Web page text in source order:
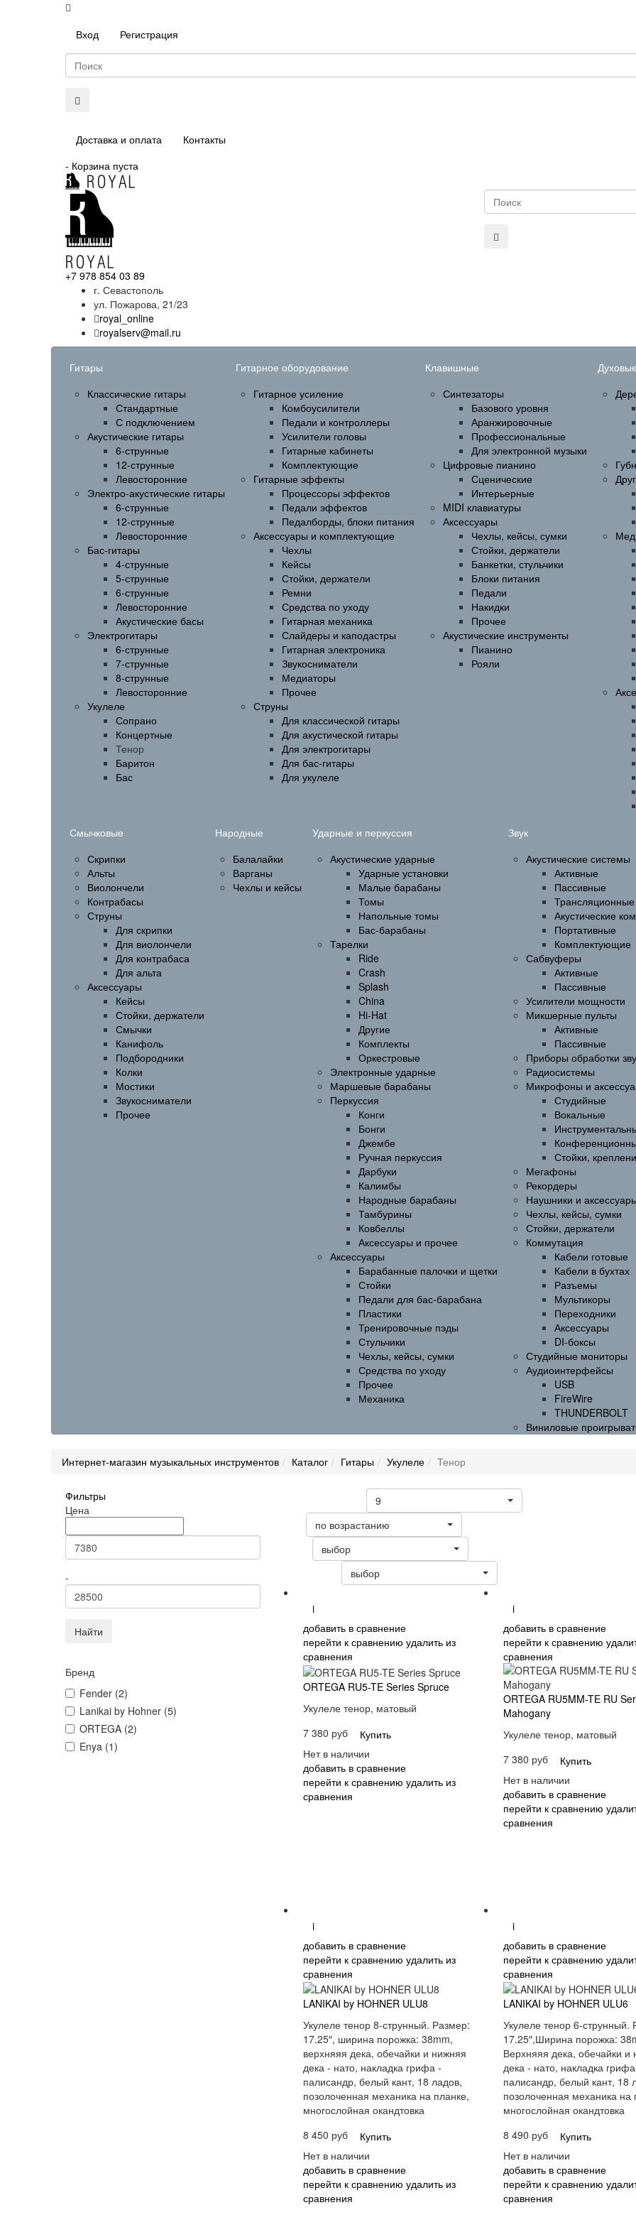
Вход Регистрация
Доставка и оплата
Контакты
- Корзина пуста
+7 978 854 03 89
г. Севастополь
ул. Пожарова, 21/23
royal_online
royalserv@mail.ru
Гитары
Классические гитары
Стандартные
С подключением
Акустические гитары
6-струнные
12-струнные
Левосторонние
Электро-акустические гитары
6-струнные
12-струнные
Левосторонние
Бас-гитары
4-струнные
5-струнные
6-струнные
Левосторонние
Акустические басы
Электрогитары
6-струнные
7-струнные
8-струнные
Левосторонние
Укулеле
Сопрано
Концертные
Тенор
Баритон
Бас
Гитарное оборудование
Гитарное усиление
Комбоусилители
Педали и контроллеры
Усилители головы
Гитарные кабинеты
Комплектующие
Гитарные эффекты
Процессоры эффектов
Педали эффектов
Педалборды, блоки питания
Аксессуары и комплектующие
Чехлы
Кейсы
Стойки, держатели
Ремни
Средства по уходу
Гитарная механика
Слайдеры и каподастры
Гитарная электроника
Звукосниматели
Медиаторы
Прочее
Струны
Для классической гитары
Для акустической гитары
Для электрогитары
Для бас-гитары
Для укулеле
Клавишные
Синтезаторы
Базового уровня
Аранжировочные
Профессиональные
Для электронной музыки
Цифровые пианино
Сценические
Интерьерные
MIDI клавиатуры
Аксессуары
Чехлы, кейсы, сумки
Стойки, держатели
Банкетки, стульчики
Блоки питания
Педали
Накидки
Прочее
Акустические инструменты
Пианино
Рояли
Духовые
Смычковые
Скрипки
Альты
Виолончели
Контрабасы
Струны
Для скрипки
Для виолончели
Для контрабаса
Для альта
Аксессуары
Кейсы
Стойки, держатели
Смычки
Канифоль
Подбородники
Колки
Мостики
Звукосниматели
Прочее
Народные
Балалайки
Варганы
Чехлы и кейсы
Ударные и перкуссия
Акустические ударные
Ударные установки
Малые барабаны
Томы
Напольные томы
Бас-барабаны
Тарелки
Ride
Crash
Splash
China
Hi-Hat
Другие
Комплекты
Оркестровые
Электронные ударные
Маршевые барабаны
Перкуссия
Конги
Бонги
Джембе
Ручная перкуссия
Дарбуки
Калимбы
Народные барабаны
Тамбурины
Ковбеллы
Аксессуары и прочее
Аксессуары
Барабанные палочки и щетки
Стойки
Педали для бас-барабана
Пластики
Тренировочные пэды
Стульчики
Чехлы, кейсы, сумки
Средства по уходу
Прочее
Механика
Звук
Акустические системы
Активные
Пассивные
Трансляционные
Акустические
Портативные
Комплектующие
Сабвуферы
Активные
Пассивные
Усилители мощности
Микшерные пульты
Активные
Пассивные
Приборы обработки
Радиосистемы
Микрофоны и
Студийные
Вокальные
Стойки,
Мегафоны
Рекордеры
Наушники и
Чехлы, кейсы, сумки
Стойки, держатели
Коммутация
Кабели готовые
Кабели в бухтах
Разъемы
Мультикоры
Переходники
Аксессуары
DI-боксы
Студийные мониторы
Аудиоинтерфейсы
USB
FireWire
THUNDERBOLT
Виниловые
Интернет-магазин музыкальных инструментов Каталог Гитары Укулеле Тенор
Фильтры
Цена
-
Найти
Бренд
Fender (2)
Lanikai by Hohner (5)
ORTEGA (2)
Enya (1)
9
по возрастанию
выбор
выбор
i
добавить в сравнение
перейти к сравнению удалить из
сравнения
ORTEGA RU5-TE Series Spruce
Укулеле тенор, матовый
7 380 руб
Купить
Нет в наличии
добавить в сравнение
перейти к сравнению удалить из
сравнения
i
добавить в сравнение
перейти к сравнению
сравнения
ORTEGA RU5MM-TE RU
Mahogany
Укулеле тенор, матовый
7 380 руб
Купить
Нет в наличии
добавить в сравнение
перейти к сравнению
сравнения
i
добавить в сравнение
перейти к сравнению удалить из
сравнения
LANIKAI by HOHNER ULU8
Укулеле тенор 8-струнный. Размер:
17.25″, ширина порожка: 38mm,
верхняяя дека, обечайки и нижняя
дека - нато, накладка грифа -
палисандр, белый кант, 18 ладов,
позолоченная механика на планке,
многослойная окандтовка
8 450 руб
Купить
Нет в наличии
добавить в сравнение
перейти к сравнению удалить из
сравнения
i
добавить в сравнение
перейти к сравнению
сравнения
LANIKAI by HOHNER ULU6
Укулеле тенор 6-струнный.
17.25″,Ширина порожка:
Верхняяя дека, обечайки и
дека - нато, накладка
палисандр, белый кант, 18
позолоченная механика на
многослойная окандтовка
8 490 руб
Купить
Нет в наличии
добавить в сравнение
перейти к сравнению
сравнения